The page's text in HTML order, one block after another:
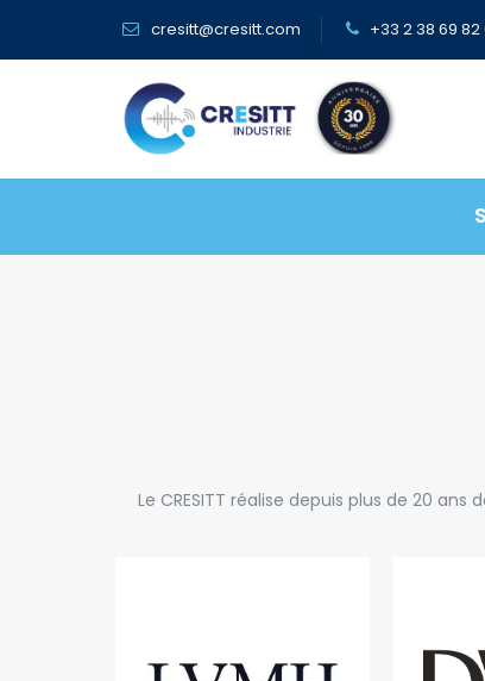
cresitt@cresitt.com +33 2 38 69 82
Le CRESITT réalise depuis plus de 20